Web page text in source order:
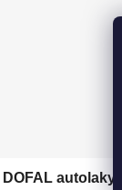
DOFAL autolaky